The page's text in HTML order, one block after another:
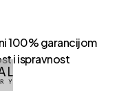
100% garancijom
i ispravnost